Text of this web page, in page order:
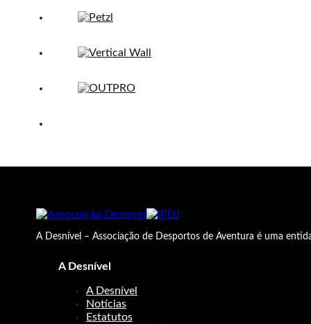
A Desnível – Associação de Desportos de Aventura é uma
A Desnível
A Desnível
Notícias
Estatutos